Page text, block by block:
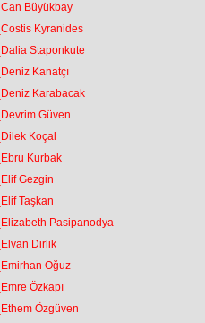
_Can Büyükbay
_Costis Kyranides
_Dalia Staponkute
_Deniz Kanatçı
_Deniz Karabacak
_Devrim Güven
_Dilek Koçal
_Ebru Kurbak
_Elif Gezgin
_Elif Taşkan
_Elizabeth Pasipanodya
_Elvan Dirlik
_Emirhan Oğuz
_Emre Özkapı
_Ethem Özgüven